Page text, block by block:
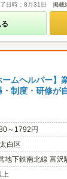
日時：8月31日 掲載
ームヘルパー】
・制度・研修が
～1792円
白区
地下鉄南北線 富沢
上